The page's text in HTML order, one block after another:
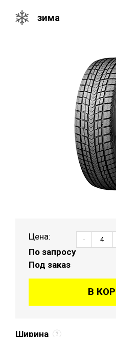
зима
Ширина
Цена:
По запросу
Под заказ
-
В